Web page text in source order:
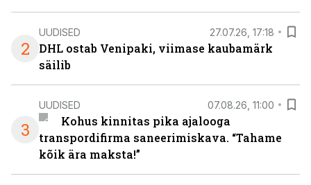
2
UUDISED 27.07.26, 17:18
DHL ostab Venipaki, viimase kaubamärk
säilib
3
UUDISED 07.08.26, 11:00
Kohus kinnitas pika ajalooga
transpordifirma saneerimiskava. “Tahame
kõik ära maksta!”